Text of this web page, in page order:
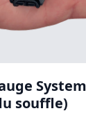
souffle)